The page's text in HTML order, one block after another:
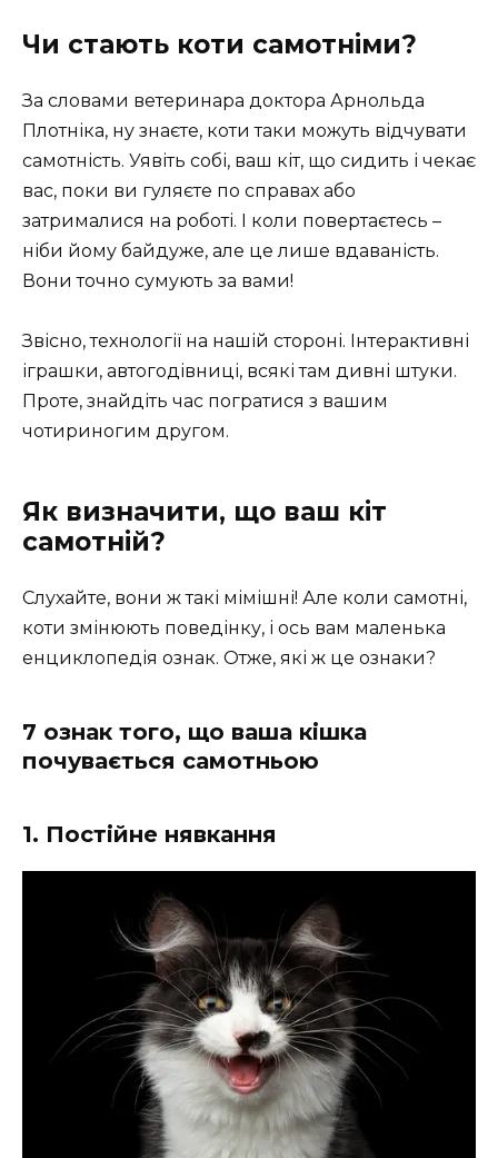
Чи стають коти самотніми?
За словами ветеринара доктора Арнольда
Плотніка, ну знаєте, коти таки можуть відчувати
самотність. Уявіть собі, ваш кіт, що сидить і чекає
вас, поки ви гуляєте по справах або
затрималися на роботі. І коли повертаєтесь –
ніби йому байдуже, але це лише вдаваність.
Вони точно сумують за вами!
Звісно, технології на нашій стороні. Інтерактивні
іграшки, автогодівниці, всякі там дивні штуки.
Проте, знайдіть час погратися з вашим
чотириногим другом.
Як визначити, що ваш кіт
самотній?
Слухайте, вони ж такі мімішні! Але коли самотні,
коти змінюють поведінку, і ось вам маленька
енциклопедія ознак. Отже, які ж це ознаки?
7 ознак того, що ваша кішка
почувається самотньою
1. Постійне нявкання